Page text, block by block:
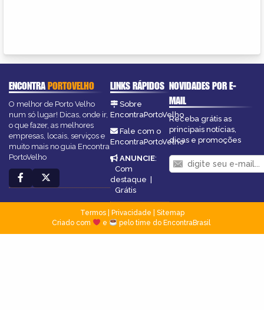
ENCONTRAPORTOVELHO
O melhor de Porto Velho
num só lugar! Dicas, onde ir,
o que fazer, as melhores
empresas, locais, serviços e
muito mais no guia Encontra
PortoVelho
LINKS RÁPIDOS
Sobre
EncontraPortoVelho
Fale com o
EncontraPortoVelho
ANUNCIE:
Com
destaque |
Grátis
NOVIDADES POR E-
MAIL
Receba grátis as
principais notícias,
dicas e promoções
Termos| Privacidade
Sitemap
Criado com
e pelo time do EncontraBrasil